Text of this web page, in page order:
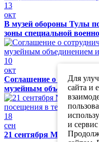
13
окт
В музей обороны Тулы
зоны специальной
10
окт
Соглашение о
музейным
18
сен
21 сентября Музей
Для
сайта и
и